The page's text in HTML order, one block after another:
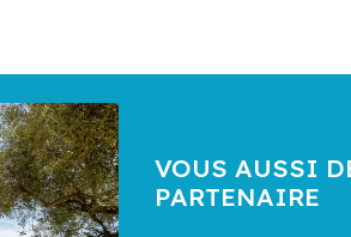
VOUS AUSSI
PARTENAIRE